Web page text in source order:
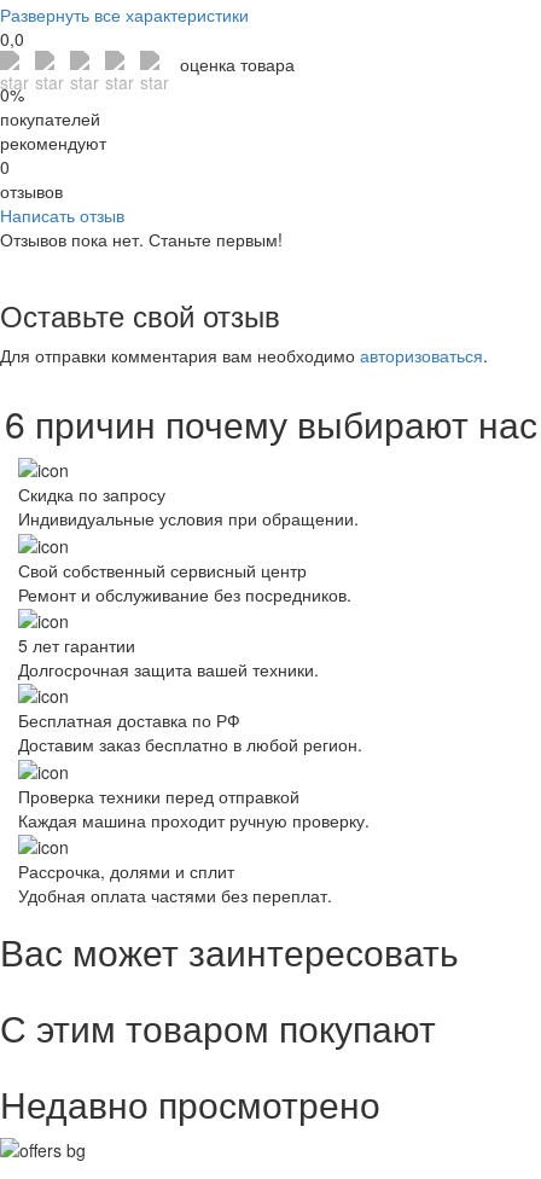
Развернуть все характеристики
0,0
оценка товара
0%
покупателей
рекомендуют
0
отзывов
Написать отзыв
Отзывов пока нет. Станьте первым!
Оставьте свой отзыв
Для отправки комментария вам необходимо авторизоваться.
6 причин почему выбирают нас
Скидка по запросу
Индивидуальные условия при обращении.
Свой собственный сервисный центр
Ремонт и обслуживание без посредников.
5 лет гарантии
Долгосрочная защита вашей техники.
Бесплатная доставка по РФ
Доставим заказ бесплатно в любой регион.
Проверка техники перед отправкой
Каждая машина проходит ручную проверку.
Рассрочка, долями и сплит
Удобная оплата частями без переплат.
Вас может заинтересовать
С этим товаром покупают
Недавно просмотрено